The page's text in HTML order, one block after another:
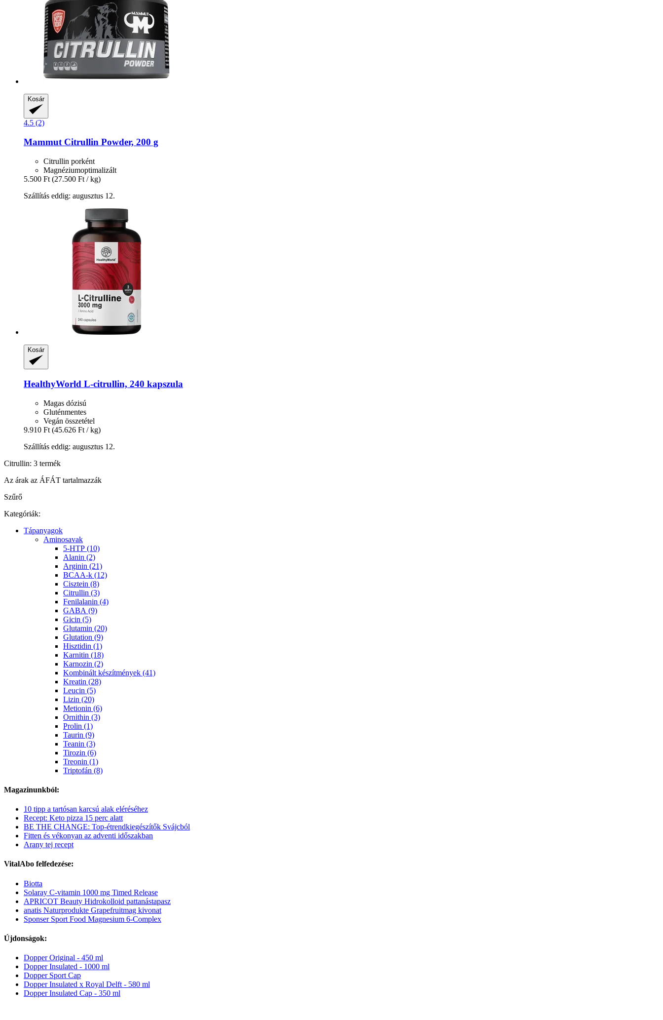
Kosár
4.5 (2)
Mammut Citrullin Powder, 200 g
Citrullin porként
Magnéziumoptimalizált
5.500 Ft (27.500 Ft / kg)
Szállítás eddig: augusztus 12.
Kosár
HealthyWorld L-​citrullin, 240 kapszula
Magas dózisú
Gluténmentes
Vegán összetétel
9.910 Ft (45.626 Ft / kg)
Szállítás eddig: augusztus 12.
Citrullin: 3 termék
Az árak az ÁFÁT tartalmazzák
Szűrő
Kategóriák:
Tápanyagok
Aminosavak
5-HTP (10)
Alanin (2)
Arginin (21)
BCAA-k (12)
Cisztein (8)
Citrullin (3)
Fenilalanin (4)
GABA (9)
Gicin (5)
Glutamin (20)
Glutation (9)
Hisztidin (1)
Karnitin (18)
Karnozin (2)
Kombinált készítmények (41)
Kreatin (28)
Leucin (5)
Lizin (20)
Metionin (6)
Ornithin (3)
Prolin (1)
Taurin (9)
Teanin (3)
Tirozin (6)
Treonin (1)
Triptofán (8)
Magazinunkból:
10 tipp a tartósan karcsú alak eléréséhez
Recept: Keto pizza 15 perc alatt
BE THE CHANGE: Top-étrendkiegészítők Svájcból
Fitten és vékonyan az adventi időszakban
Arany tej recept
VitalAbo felfedezése:
Biotta
Solaray C-vitamin 1000 mg Timed Release
APRICOT Beauty Hidrokolloid pattanástapasz
anatis Naturprodukte Grapefruitmag kivonat
Sponser Sport Food Magnesium 6-Complex
Újdonságok:
Dopper Original - 450 ml
Dopper Insulated - 1000 ml
Dopper Sport Cap
Dopper Insulated x Royal Delft - 580 ml
Dopper Insulated Cap - 350 ml